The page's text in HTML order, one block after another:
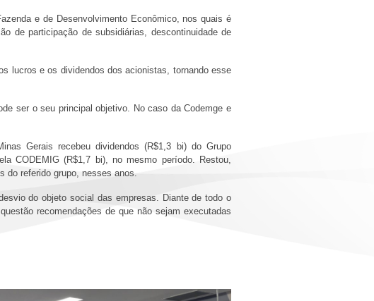
e de Desenvolvimento Econômico, nos quais é
de participação de subsidiárias, descontinuidade de
lucros e os dividendos dos acionistas, tornando esse
ser o seu principal objetivo. No caso da Codemge e
Gerais recebeu dividendos (R$1,3 bi) do Grupo
CODEMIG (R$1,7 bi), no mesmo período. Restou,
do referido grupo, nesses anos.
do objeto social das empresas. Diante de todo o
recomendações de que não sejam executadas